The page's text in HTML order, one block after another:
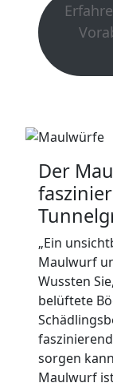
Der
„Ein
Maulwurf
Wussten
belüftete
sorgen
Maulwurf